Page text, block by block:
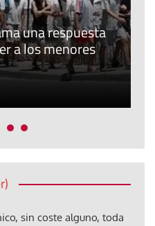
una respuesta
a los menores
sin coste alguno, toda